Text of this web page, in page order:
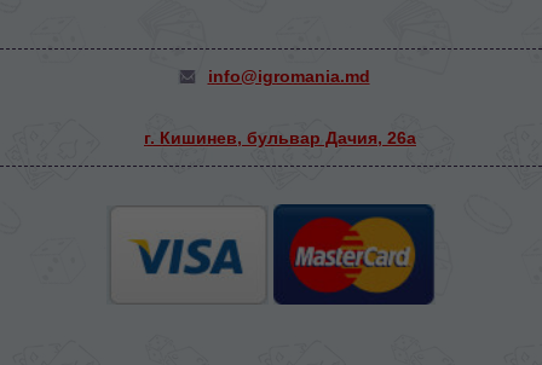
info@igromania.md
г. Кишинев, бульвар Дачия, 26а